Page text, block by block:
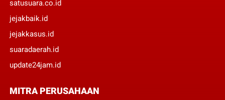
satusuara.co.id
jejakbaik.id
jejakkasus.id
suaradaerah.id
update24jam.id
MITRA PERUSAHAAN